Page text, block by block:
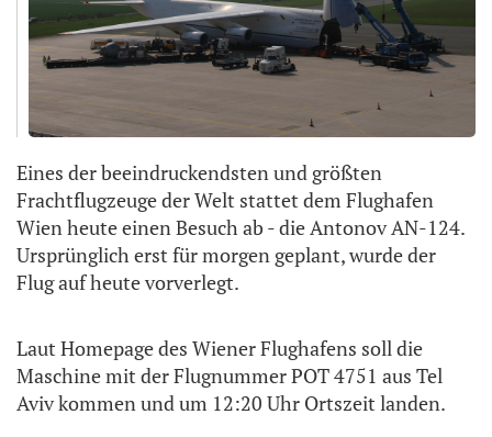
Eines der beeindruckendsten und größten
Frachtflugzeuge der Welt stattet dem Flughafen
Wien heute einen Besuch ab - die Antonov AN-124.
Ursprünglich erst für morgen geplant, wurde der
Flug auf heute vorverlegt.
Laut Homepage des Wiener Flughafens soll die
Maschine mit der Flugnummer POT 4751 aus Tel
Aviv kommen und um 12:20 Uhr Ortszeit landen.